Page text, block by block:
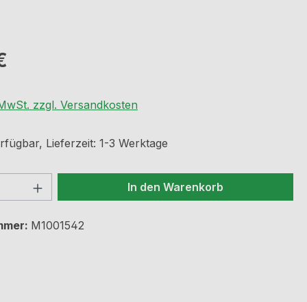
zzgl. Versandkosten
Lieferzeit: 1-3 Werktage
Anzahl: Gib den gewünschten Wert
In den Warenkorb
M1001542